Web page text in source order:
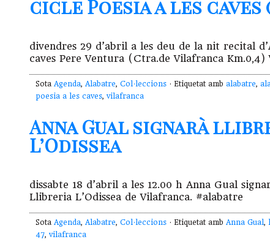
cicle Poesia a les caves
divendres 29 d’abril a les deu de la nit recital
caves Pere Ventura (Ctra.de Vilafranca Km.0,4)
Sota Agenda, Alabatre, Col·leccions · Etiquetat amb alabatre,
poesia a les caves, vilafranca
Anna Gual signarà
L’Odissea
dissabte 18 d’abril a les 12.00 h Anna Gual
Llibreria L’Odissea de Vilafranca. #alabatre
Sota Agenda, Alabatre, Col·leccions · Etiquetat amb Anna Gual,
47, vilafranca